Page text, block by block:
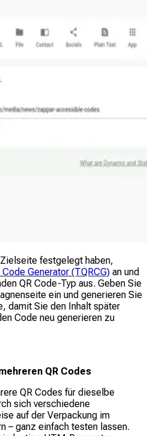
festgelegt haben,
Code Generator (TQRCG) an und
QR Code-Typ aus. Geben Sie
ein und generieren Sie
damit Sie den Inhalt später
Code neu generieren zu
QR Codes
QR Codes für dieselbe
sich verschiedene
auf der Verpackung im
– ganz einfach testen lassen.